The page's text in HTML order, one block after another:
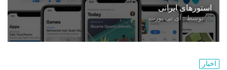
استورهای ایرانی
توسط : آی تی پورت
اخبار